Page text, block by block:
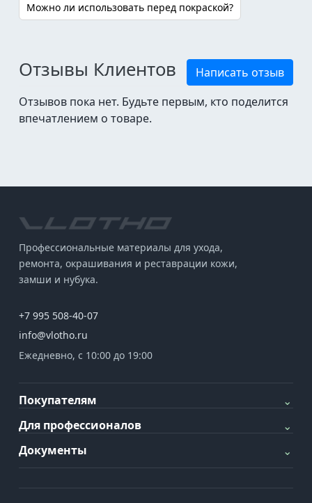
Можно ли использовать перед покраской?
Отзывы Клиентов
Написать отзыв
Отзывов пока нет. Будьте первым, кто поделится
впечатлением о товаре.
Профессиональные материалы для ухода,
ремонта, окрашивания и реставрации кожи,
замши и нубука.
+7 995 508-40-07
info@vlotho.ru
Ежедневно, с 10:00 до 19:00
Покупателям
⌄
Для профессионалов
⌄
Документы
⌄